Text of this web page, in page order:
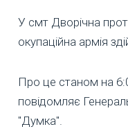
У смт Дворічна
окупаційна армія
Про це станом на
повідомляє
"Думка".